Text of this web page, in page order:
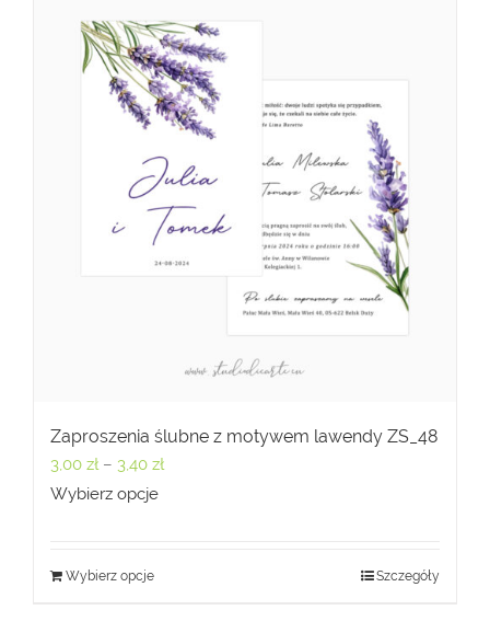
Zaproszenia ślubne z motywem lawendy ZS_48
3,00 zł – 3,40 złZakres
Wybierz opcje
Wybierz opcje Szczegóły